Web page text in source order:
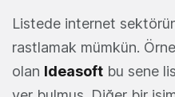
Listede internet
rastlamak mümkün.
olan Ideasoft bu sene